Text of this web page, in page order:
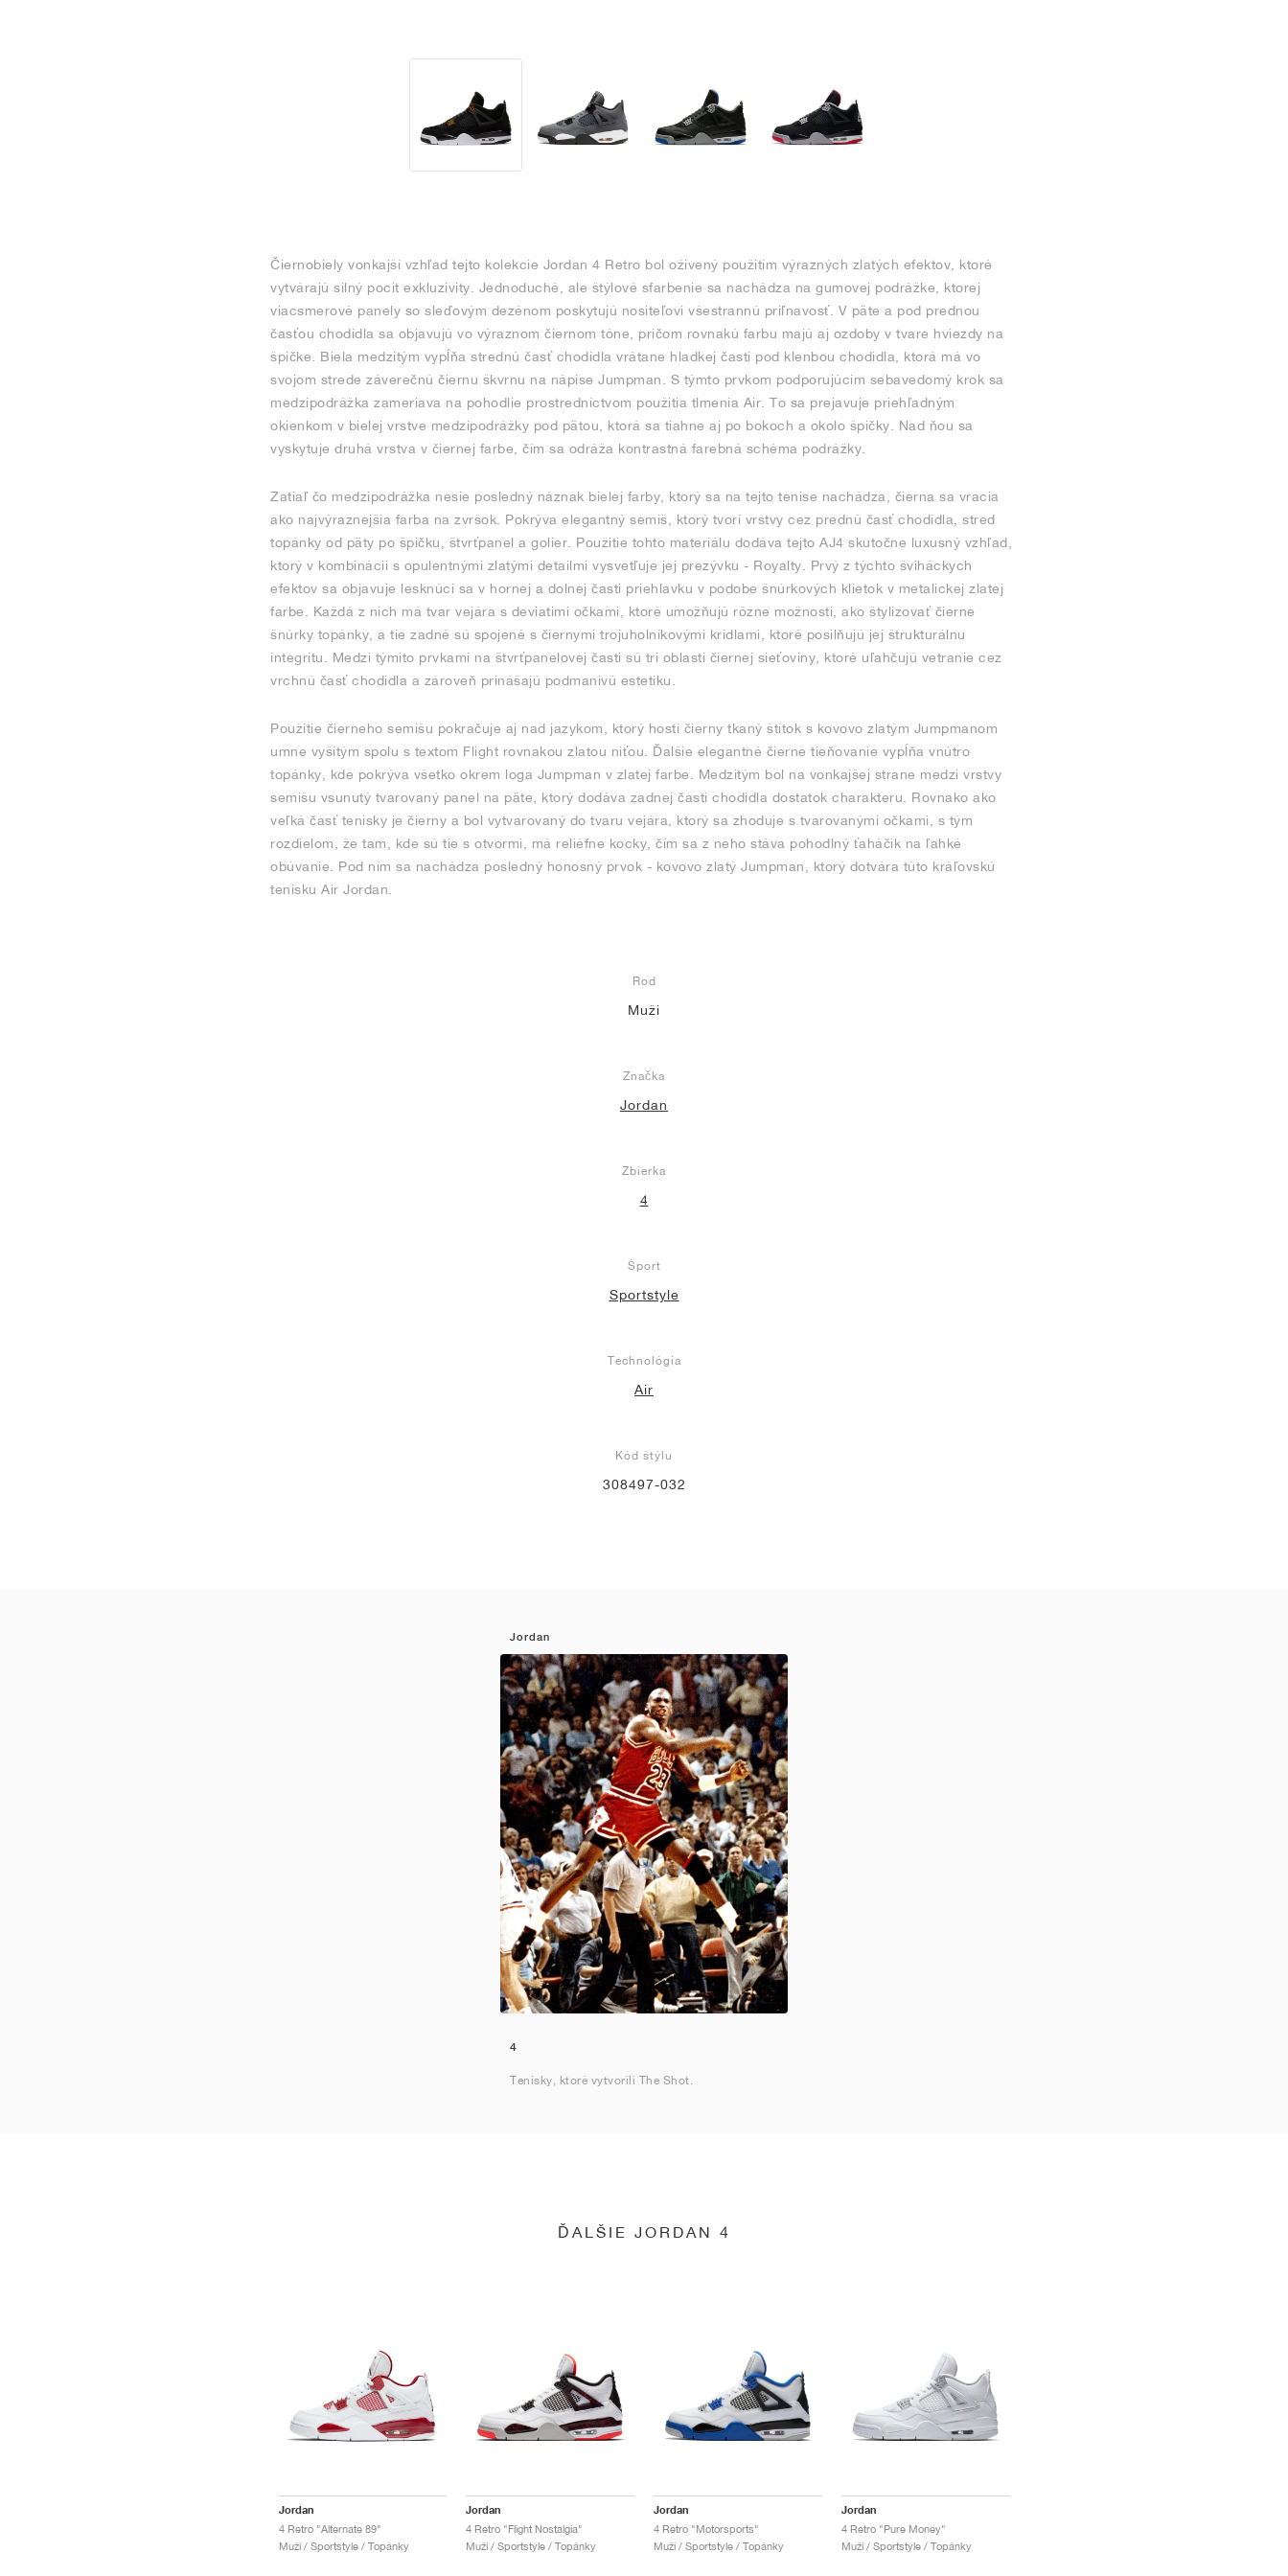
Čiernobiely vonkajší vzhľad tejto kolekcie Jordan 4 Retro bol oživený použitím výrazných zlatých efektov, ktoré
vytvárajú silný pocit exkluzivity. Jednoduché, ale štýlové sfarbenie sa nachádza na gumovej podrážke, ktorej
viacsmerové panely so sleďovým dezénom poskytujú nositeľovi všestrannú priľnavosť. V päte a pod prednou
časťou chodidla sa objavujú vo výraznom čiernom tóne, pričom rovnakú farbu majú aj ozdoby v tvare hviezdy na
špičke. Biela medzitým vypĺňa strednú časť chodidla vrátane hladkej časti pod klenbou chodidla, ktorá má vo
svojom strede záverečnú čiernu škvrnu na nápise Jumpman. S týmto prvkom podporujúcim sebavedomý krok sa
medzipodrážka zameriava na pohodlie prostredníctvom použitia tlmenia Air. To sa prejavuje priehľadným
okienkom v bielej vrstve medzipodrážky pod pätou, ktorá sa tiahne aj po bokoch a okolo špičky. Nad ňou sa
vyskytuje druhá vrstva v čiernej farbe, čím sa odráža kontrastná farebná schéma podrážky.
Zatiaľ čo medzipodrážka nesie posledný náznak bielej farby, ktorý sa na tejto tenise nachádza, čierna sa vracia
ako najvýraznejšia farba na zvršok. Pokrýva elegantný semiš, ktorý tvorí vrstvy cez prednú časť chodidla, stred
topánky od päty po špičku, štvrťpanel a golier. Použitie tohto materiálu dodáva tejto AJ4 skutočne luxusný vzhľad,
ktorý v kombinácii s opulentnými zlatými detailmi vysvetľuje jej prezývku - Royalty. Prvý z týchto šviháckych
efektov sa objavuje lesknúci sa v hornej a dolnej časti priehlavku v podobe šnúrkových klietok v metalickej zlatej
farbe. Každá z nich má tvar vejára s deviatimi očkami, ktoré umožňujú rôzne možnosti, ako štylizovať čierne
šnúrky topánky, a tie zadné sú spojené s čiernymi trojuholníkovými krídlami, ktoré posilňujú jej štrukturálnu
integritu. Medzi týmito prvkami na štvrťpanelovej časti sú tri oblasti čiernej sieťoviny, ktoré uľahčujú vetranie cez
vrchnú časť chodidla a zároveň prinášajú podmanivú estetiku.
Použitie čierneho semišu pokračuje aj nad jazykom, ktorý hostí čierny tkaný štítok s kovovo zlatým Jumpmanom
umne vyšitým spolu s textom Flight rovnakou zlatou niťou. Ďalšie elegantné čierne tieňovanie vypĺňa vnútro
topánky, kde pokrýva všetko okrem loga Jumpman v zlatej farbe. Medzitým bol na vonkajšej strane medzi vrstvy
semišu vsunutý tvarovaný panel na päte, ktorý dodáva zadnej časti chodidla dostatok charakteru. Rovnako ako
veľká časť tenisky je čierny a bol vytvarovaný do tvaru vejára, ktorý sa zhoduje s tvarovanými očkami, s tým
rozdielom, že tam, kde sú tie s otvormi, má reliéfne kocky, čím sa z neho stáva pohodlný ťaháčik na ľahké
obúvanie. Pod ním sa nachádza posledný honosný prvok - kovovo zlatý Jumpman, ktorý dotvára túto kráľovskú
tenisku Air Jordan.
Rod
Muži
Značka
Jordan
Zbierka
4
Šport
Sportstyle
Technológia
Air
Kód štýlu
308497-032
Jordan
4
Tenisky, ktoré vytvorili The Shot.
ĎALŠIE JORDAN 4
Jordan
4 Retro "Alternate 89"
Muži / Sportstyle / Topánky
Jordan
4 Retro "Flight Nostalgia"
Muži / Sportstyle / Topánky
Jordan
4 Retro "Motorsports"
Muži / Sportstyle / Topánky
Jordan
4 Retro "Pure Money"
Muži / Sportstyle / Topánky